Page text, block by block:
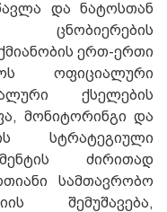
და ნატოსთან
ერთ-ერთი
ოფიციალური
ქსელების
მონიტორინგი და
სტრატეგიული
ძირითად
სამთავრობო
შემუშავება,